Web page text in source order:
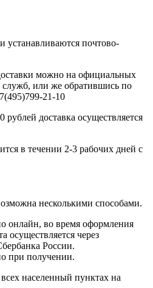
устанавливаются почтово-
можно на официальных
служб, или же обратившись по
21-10
рублей доставка осуществляется
в течении 2-3 рабочих дней с
несколькими способами.
онлайн, во время оформления
осуществляется через
России.
при получении.
населенный пунктах на